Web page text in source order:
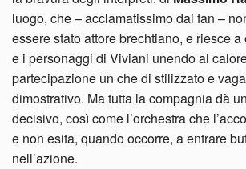
luogo, che – acclamatissimo dai fan –
essere stato attore brechtiano, e riesce
e i personaggi di Viviani unendo al
partecipazione un che di stilizzato e
dimostrativo. Ma tutta la compagnia dà
decisivo, così come l’orchestra che
e non esita, quando occorre, a entrare
nell’azione.